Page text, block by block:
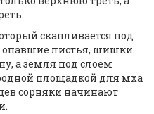
скапливается под
опавшие листья, шишки.
а земля под слоем
площадкой для мха
сорняки начинают